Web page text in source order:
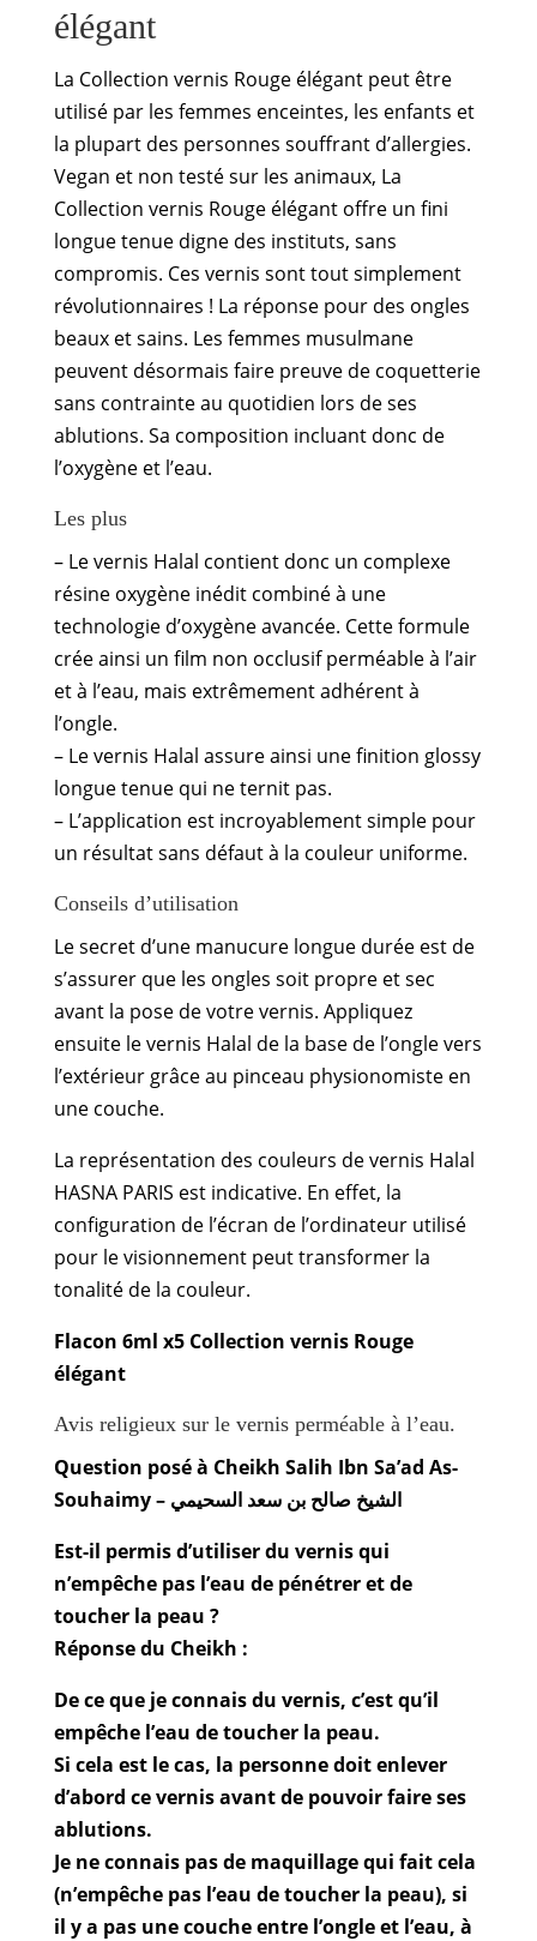
élégant
La Collection vernis Rouge élégant peut être
utilisé par les femmes enceintes, les enfants et
la plupart des personnes souffrant d’allergies.
Vegan et non testé sur les animaux, La
Collection vernis Rouge élégant offre un fini
longue tenue digne des instituts, sans
compromis. Ces vernis sont tout simplement
révolutionnaires ! La réponse pour des ongles
beaux et sains. Les femmes musulmane
peuvent désormais faire preuve de coquetterie
sans contrainte au quotidien lors de ses
ablutions. Sa composition incluant donc de
l’oxygène et l’eau.
Les plus
– Le vernis Halal contient donc un complexe
résine oxygène inédit combiné à une
technologie d’oxygène avancée. Cette formule
crée ainsi un film non occlusif perméable à l’air
et à l’eau, mais extrêmement adhérent à
l’ongle.
– Le vernis Halal assure ainsi une finition glossy
longue tenue qui ne ternit pas.
– L’application est incroyablement simple pour
un résultat sans défaut à la couleur uniforme.
Conseils d’utilisation
Le secret d’une manucure longue durée est de
s’assurer que les ongles soit propre et sec
avant la pose de votre vernis. Appliquez
ensuite le vernis Halal de la base de l’ongle vers
l’extérieur grâce au pinceau physionomiste en
une couche.
La représentation des couleurs de vernis Halal
HASNA PARIS est indicative. En effet, la
configuration de l’écran de l’ordinateur utilisé
pour le visionnement peut transformer la
tonalité de la couleur.
Flacon 6ml x5 Collection vernis Rouge
élégant
Avis religieux sur le vernis perméable à l’eau.
Question posé à Cheikh Salih Ibn Sa’ad As-
Souhaimy – الشيخ صالح بن سعد السحيمي
Est-il permis d’utiliser du vernis qui
n’empêche pas l’eau de pénétrer et de
toucher la peau ?
Réponse du Cheikh :
De ce que je connais du vernis, c’est qu’il
empêche l’eau de toucher la peau.
Si cela est le cas, la personne doit enlever
d’abord ce vernis avant de pouvoir faire ses
ablutions.
Je ne connais pas de maquillage qui fait cela
(n’empêche pas l’eau de toucher la peau), si
il y a pas une couche entre l’ongle et l’eau, à